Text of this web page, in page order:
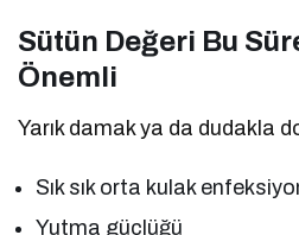
Sütün Değeri Bu
Önemli
Yarık damak ya da dudakla
Sık sık orta kulak
Yutma güçlüğü